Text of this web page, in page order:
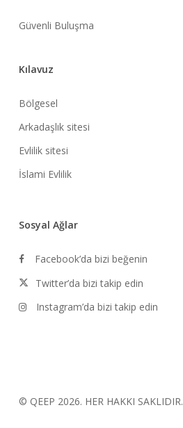
Güvenli Buluşma
Kılavuz
Bölgesel
Arkadaşlık sitesi
Evlilik sitesi
İslami Evlilik
Sosyal Ağlar
Facebook’da bizi beğenin
Twitter’da bizi takip edin
Instagram’da bizi takip edin
© QEEP 2026. HER HAKKI SAKLIDIR.